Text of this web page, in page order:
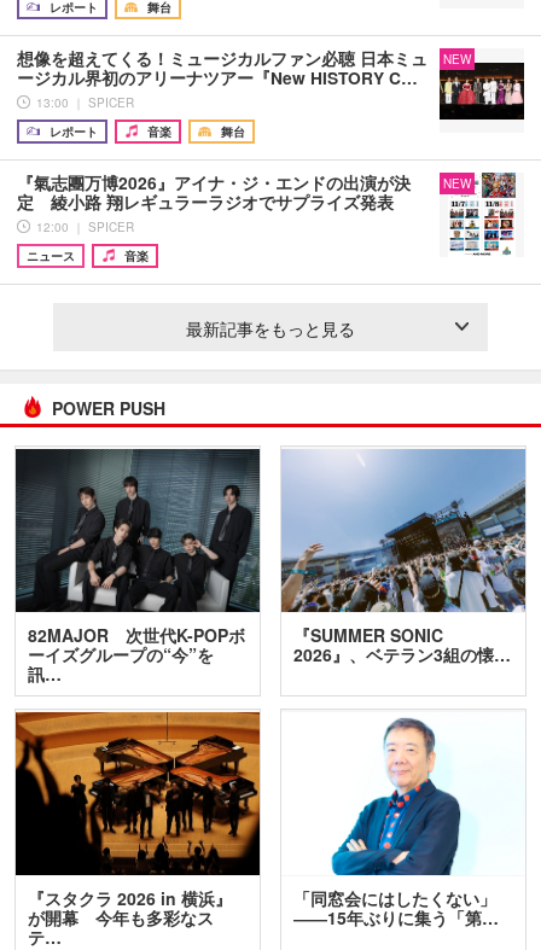
レポート
舞台
想像を超えてくる！ミュージカルファン必聴 日本ミュ
ージカル界初のアリーナツアー『New HISTORY C…
13:00 ｜ SPICER
レポート
音楽 舞台
NEW
『氣志團万博2026』アイナ・ジ・エンドの出演が決
定 綾小路 翔レギュラーラジオでサプライズ発表
12:00 ｜ SPICER
ニュース
音楽
NEW
最新記事をもっと見る
POWER PUSH
82MAJOR 次世代K-POPボ
ーイズグループの“今”を
訊…
『SUMMER SONIC
2026』、ベテラン3組の懐…
『スタクラ 2026 in 横浜』
が開幕 今年も多彩なス
テ…
「同窓会にはしたくない」
――15年ぶりに集う「第…